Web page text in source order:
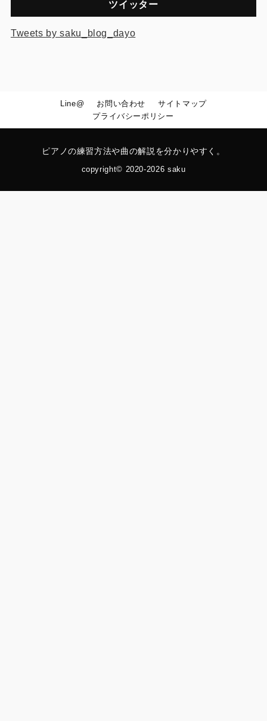
ツイッター
Tweets by saku_blog_dayo
Line@ お問い合わせ
サイトマップ
プライバシーポリシー
ピアノの練習方法や曲の解説を分かりやすく。
copyright© 2020-2026 saku